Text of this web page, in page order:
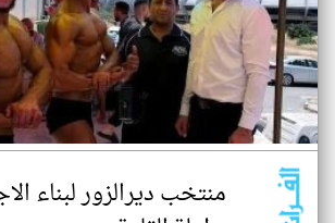
منتخب ديرالزور لبناء